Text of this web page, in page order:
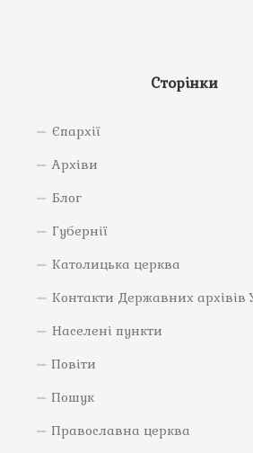
Сторінки
Єпархії
Архіви
Блог
Губернії
Католицька церква
Контакти Державних архівів
Населені пункти
Повіти
Пошук
Православна церква